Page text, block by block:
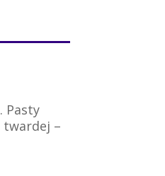
Pasty
twardej –